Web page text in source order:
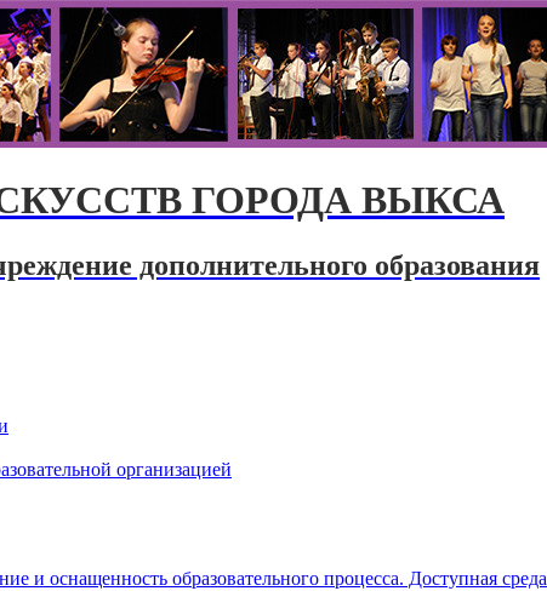
ГОРОДА ВЫКСА
дополнительного образования
организацией
и оснащенность образовательного процесса. Доступная среда